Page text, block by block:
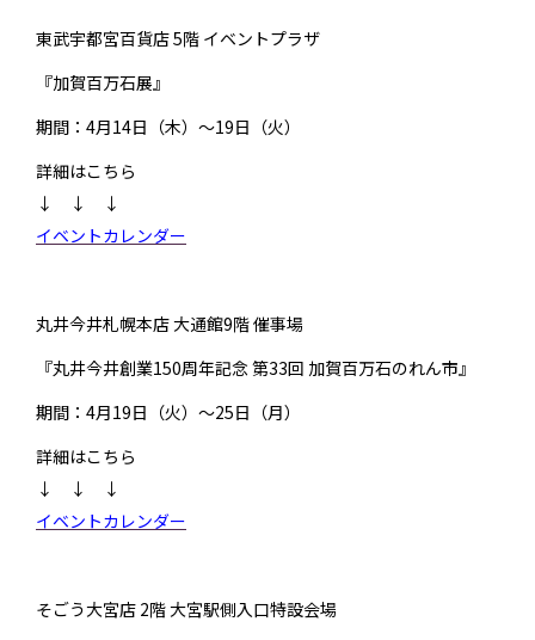
東武宇都宮百貨店 5階 イベントプラザ
『加賀百万石展』
期間：4月14日（木）～19日（火）
詳細はこちら
↓ ↓ ↓
イベントカレンダー
丸井今井札幌本店 大通館9階 催事場
『丸井今井創業150周年記念 第33回 加賀百万石のれん市』
期間：4月19日（火）～25日（月）
詳細はこちら
↓ ↓ ↓
イベントカレンダー
そごう大宮店 2階 大宮駅側入口特設会場